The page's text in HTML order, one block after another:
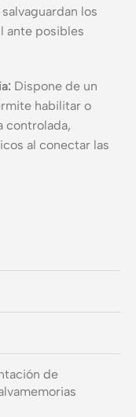
los
ante posibles
Dispone de un
habilitar o
controlada,
al conectar las
de